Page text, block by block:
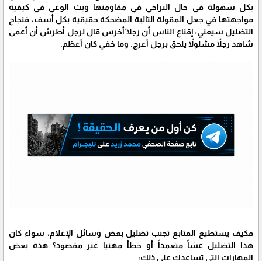
بكل سهولة في حال التراخي في مقاومتها وبث الوعي في كيفية
مواجهتها في جعل المقولة التالية المضحكة حقيقية بكل أسف، فنجاح
التضليل سيعني: إقناع الناس أن رجلا ًأخرس قال لرجل أطرش أن أعمى
شاهد رجلاً مشلولاً يلحق برجل أعرج. وما خفي كان أعظم.
فكيف يستطيع المتابع تجنب تضليل بعض وسائل الإعلام، سواء كان
هذا التضليل غشاً متعمداً أو خطأ مهنيا غير مقصود؟ هذه بعض
المهارات التي تساعدك على ذلك: